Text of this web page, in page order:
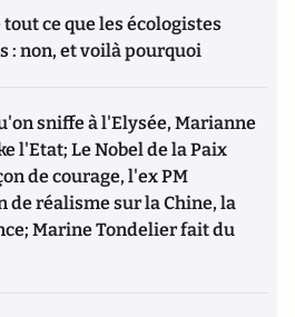
ce que les écologistes
: non, et voilà pourquoi
sniffe à l'Elysée, Marianne
l'Etat; Le Nobel de la Paix
de courage, l'ex PM
de réalisme sur la Chine, la
Marine Tondelier fait du